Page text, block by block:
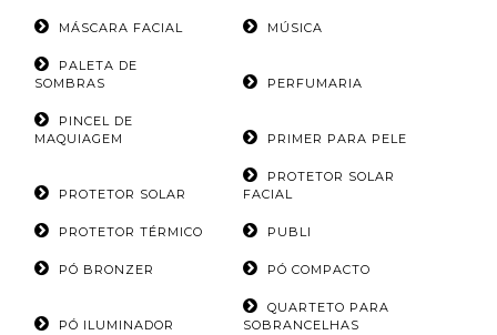
MÁSCARA FACIAL MÚSICA
PALETA DE
SOMBRAS
PERFUMARIA
PINCEL DE
MAQUIAGEM
PRIMER PARA PELE
PROTETOR SOLAR
PROTETOR SOLAR
FACIAL
PROTETOR TÉRMICO PUBLI
PÓ BRONZER PÓ COMPACTO
PÓ ILUMINADOR
QUARTETO PARA
SOBRANCELHAS